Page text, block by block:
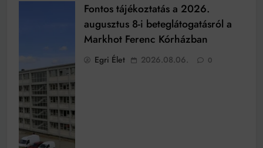
Fontos tájékoztatás a 2026.
augusztus 8-i beteglátogatásról a
Markhot Ferenc Kórházban
Egri Élet 2026.08.06. 0